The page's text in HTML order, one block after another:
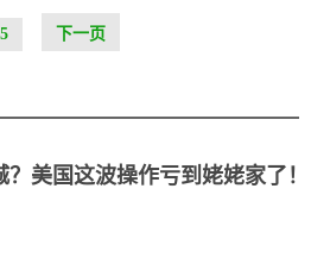
5 下一页
？美国这波操作亏到姥姥家了！